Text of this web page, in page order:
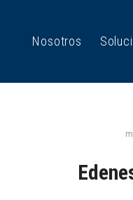
Nosotros